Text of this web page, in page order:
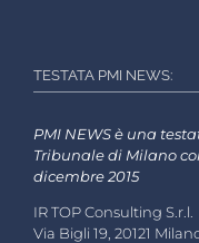
TESTATA PMI NEWS:
PMI NEWS è una
Tribunale di Milano
dicembre 2015
IR TOP Consulting S.r.l.
Via Bigli 19, 20121